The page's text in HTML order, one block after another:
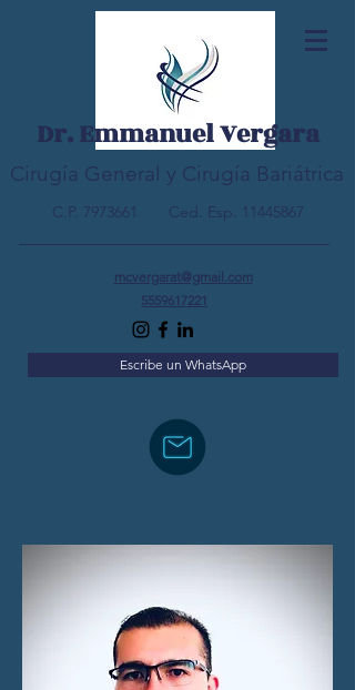
Dr. Emmanuel Vergara
Cirugía General y Cirugía Bariátrica
C.P. 7973661 Ced. Esp. 11445867
mcvergarat@gmail.com
5559617221
Escribe un WhatsApp